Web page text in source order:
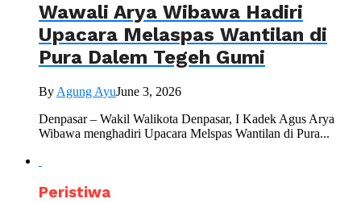
Wawali Arya Wibawa Hadiri
Upacara Melaspas Wantilan di
Pura Dalem Tegeh Gumi
By Agung AyuJune 3, 2026
Denpasar – Wakil Walikota Denpasar, I Kadek Agus Arya
Wibawa menghadiri Upacara Melspas Wantilan di Pura...
Peristiwa